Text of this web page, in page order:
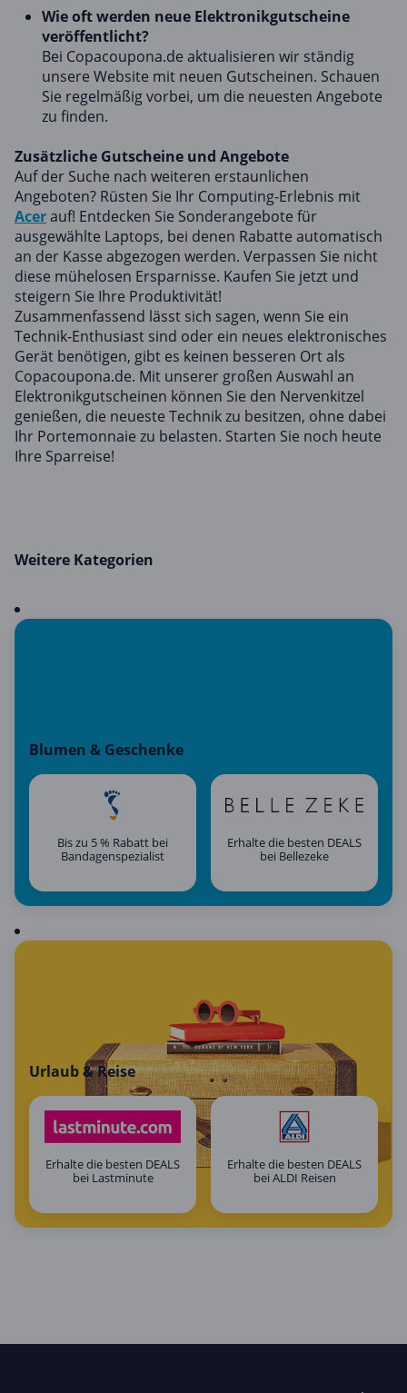
Wie oft werden neue Elektronikgutscheine
veröffentlicht?
Bei Copacoupona.de aktualisieren wir ständig
unsere Website mit neuen Gutscheinen. Schauen
Sie regelmäßig vorbei, um die neuesten Angebote
zu finden.
Zusätzliche Gutscheine und Angebote
Auf der Suche nach weiteren erstaunlichen
Angeboten? Rüsten Sie Ihr Computing-Erlebnis mit
Acerauf! Entdecken Sie Sonderangebote für
ausgewählte Laptops, bei denen Rabatte automatisch
an der Kasse abgezogen werden. Verpassen Sie nicht
diese mühelosen Ersparnisse. Kaufen Sie jetzt und
steigern Sie Ihre Produktivität!
Zusammenfassend lässt sich sagen, wenn Sie ein
Technik-Enthusiast sind oder ein neues elektronisches
Gerät benötigen, gibt es keinen besseren Ort als
Copacoupona.de. Mit unserer großen Auswahl an
Elektronikgutscheinen können Sie den Nervenkitzel
genießen, die neueste Technik zu besitzen, ohne dabei
Ihr Portemonnaie zu belasten. Starten Sie noch heute
Ihre Sparreise!
Weitere Kategorien
Blumen & Geschenke
Bis zu 5 % Rabatt bei
Bandagenspezialist
Erhalte die besten DEALS
bei Bellezeke
Urlaub & Reise
Erhalte die besten DEALS
bei Lastminute
Erhalte die besten DEALS
bei ALDI Reisen